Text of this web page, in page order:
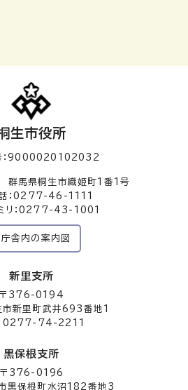
生市役所
：9000020102032
馬県桐生市織姫町1番1号
：0277-46-1111
ミリ：0277-43-1001
庁舎内の案内図
新里支所
〒376-0194
市新里町武井693番地1
0277-74-2211
黒保根支所
〒376-0196
黒保根町水沼182番地3